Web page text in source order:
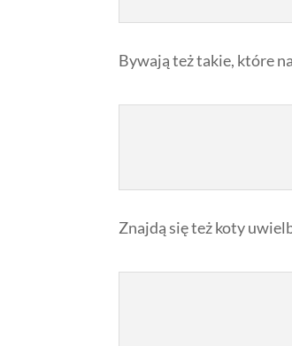
Bywają też takie, które
Znajdą się też koty